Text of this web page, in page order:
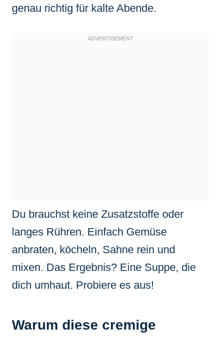
genau richtig für kalte Abende.
Du brauchst keine Zusatzstoffe oder
langes Rühren. Einfach Gemüse
anbraten, köcheln, Sahne rein und
mixen. Das Ergebnis? Eine Suppe, die
dich umhaut. Probiere es aus!
Warum diese cremige